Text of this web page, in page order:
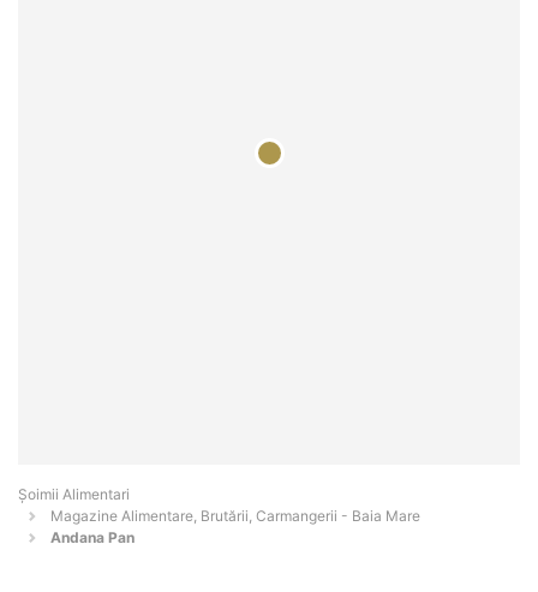
Şoimii Alimentari
Magazine Alimentare, Brutării, Carmangerii - Baia Mare
Andana Pan